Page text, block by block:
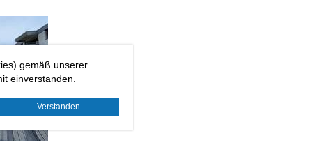
gemäß unserer
einverstanden.
Verstanden